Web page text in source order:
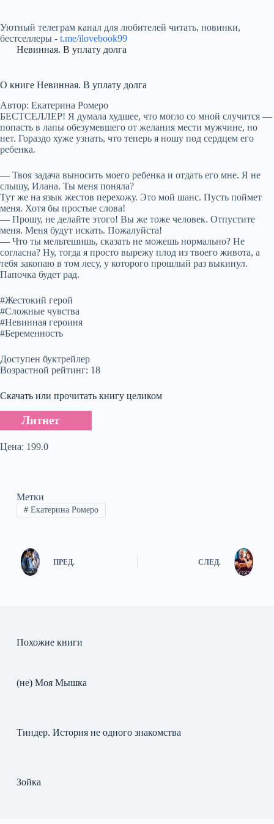
Уютный телеграм канал для любителей читать, новинки,
бестселлеры - t.me/ilovebook99
Невинная. В уплату долга
О книге Невинная. В уплату долга
Автор: Екатерина Ромеро
БЕСТСЕЛЛЕР! Я думала худшее, что могло со мной случится —
попасть в лапы обезумевшего от желания мести мужчине, но
нет. Гораздо хуже узнать, что теперь я ношу под сердцем его
ребенка.
— Твоя задача выносить моего ребенка и отдать его мне. Я не
слышу, Илана. Ты меня поняла?
Тут же на язык жестов перехожу. Это мой шанс. Пусть поймет
меня. Хотя бы простые слова!
— Прошу, не делайте этого! Вы же тоже человек. Отпустите
меня. Меня будут искать. Пожалуйста!
— Что ты мельтешишь, сказать не можешь нормально? Не
согласна? Ну, тогда я просто вырежу плод из твоего живота, а
тебя закопаю в том лесу, у которого прошлый раз выкинул.
Папочка будет рад.
#Жестокий герой
#Сложные чувства
#Невинная героиня
#Беременность
Доступен буктрейлер
Возрастной рейтинг: 18
Скачать или прочитать книгу целиком
Литнет
Цена: 199.0
Метки
#Екатерина Ромеро
ПРЕД. СЛЕД.
Похожие книги
(не) Моя Мышка
Тиндер. История не одного знакомства
Зойка